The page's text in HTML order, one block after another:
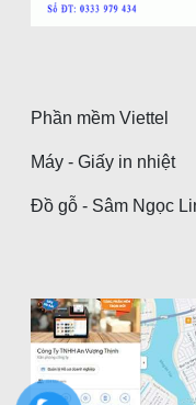
Phần mềm Viettel
Máy - Giấy in nhiệt
Đồ gỗ - Sâm Ngọc